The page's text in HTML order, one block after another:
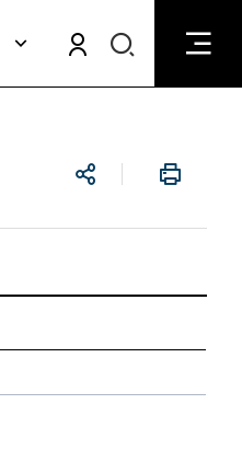
검
비
공
인
쇄